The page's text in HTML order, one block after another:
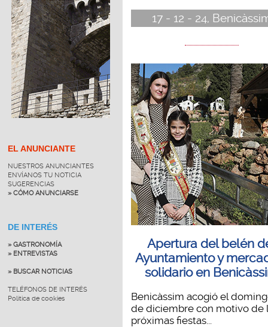
EL ANUNCIANTE
NUESTROS ANUNCIANTES
ENVÍANOS TU NOTICIA
SUGERENCIAS
» CÓMO ANUNCIARSE
DE INTERÉS
» GASTRONOMÍA
» ENTREVISTAS
» BUSCAR NOTICIAS
TELÉFONOS DE INTERÉS
Política de cookies
17 - 12 - 24,
Apertura del belén
Ayuntamiento y
solidario en
Benicàssim acogió el
de diciembre con motivo de
próximas fiestas...